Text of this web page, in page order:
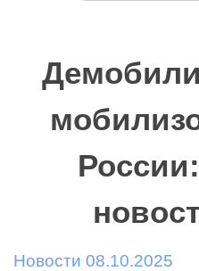
Новости 08.10.2025